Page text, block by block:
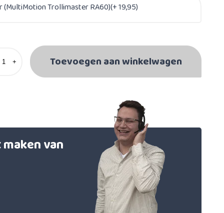
(MultiMotion Trollimaster RA60)(+ 19,95)
+ Toevoegen aan winkelwagen
van